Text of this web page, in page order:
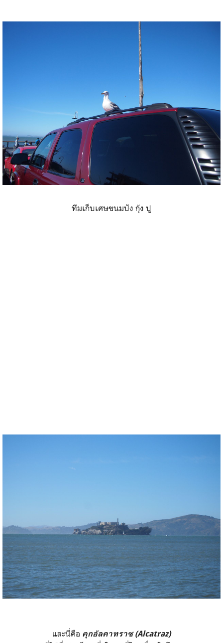
ทีมเก็บเศษขนมปัง กุ้ง ปู
และนี่คือ คุกอัลคาทราซ (Alcatraz)